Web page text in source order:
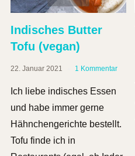
Indisches Butter
Tofu (vegan)
22. Januar 2021 1 Kommentar
Ich liebe indisches Essen
und habe immer gerne
Hähnchengerichte bestellt.
Tofu finde ich in